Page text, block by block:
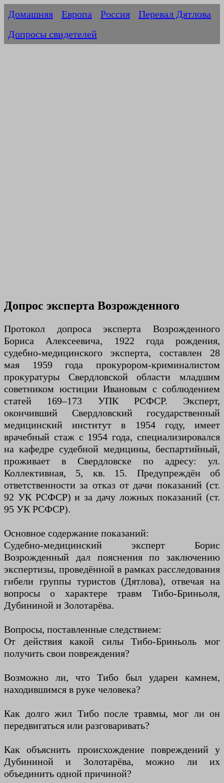
Домашняя Европа Россия
Перевал Дятлова
Допросы свидетелей
Допрос эксперта Возрожденного
Протокол допроса эксперта Возрожденного
Бориса Алексеевича, 1922 года рождения,
судебно-медицинского эксперта, составлен 28
мая 1959 года прокурором-криминалистом
прокуратуры Свердловской области младшим
советником юстиции Ивановым с соблюдением
статей 169–173 УПК РСФСР. Эксперт,
окончивший Свердловский государственный
медицинский институт в 1954 году, имеет
врачебный стаж с 1954 года, специализировался
на кафедре судебной медицины, беспартийный,
проживает в Свердловске по адресу: ул.
Коллективная, 5, кв. 15. Предупреждён об
ответственности за отказ от дачи показаний (ст.
92 УК РСФСР) и за дачу ложных показаний (ст.
95 УК РСФСР).
Основное содержание показаний:
Судебно-медицинский эксперт Борис
Возрожденный дал пояснения по заключению
экспертизы, проведённой в рамках расследования
гибели группы туристов (Дятлова), отвечая на
вопросы о характере травм Тибо-Бриньоля,
Дубининой и Золотарёва.
Вопросы, поставленные следствием:
От действия какой силы Тибо-Бриньоль мог
получить свои повреждения?
Возможно ли, что Тибо был ударен камнем,
находившимся в руке человека?
Как долго жил Тибо после травмы, мог ли он
передвигаться или разговаривать?
Как объяснить происхождение повреждений у
Дубининой и Золотарёва, можно ли их
объединить одной причиной?